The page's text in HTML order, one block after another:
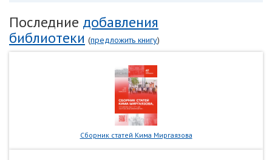
Последние добавления
библиотеки (предложить книгу)
Сборник статей Кима Миргаязова